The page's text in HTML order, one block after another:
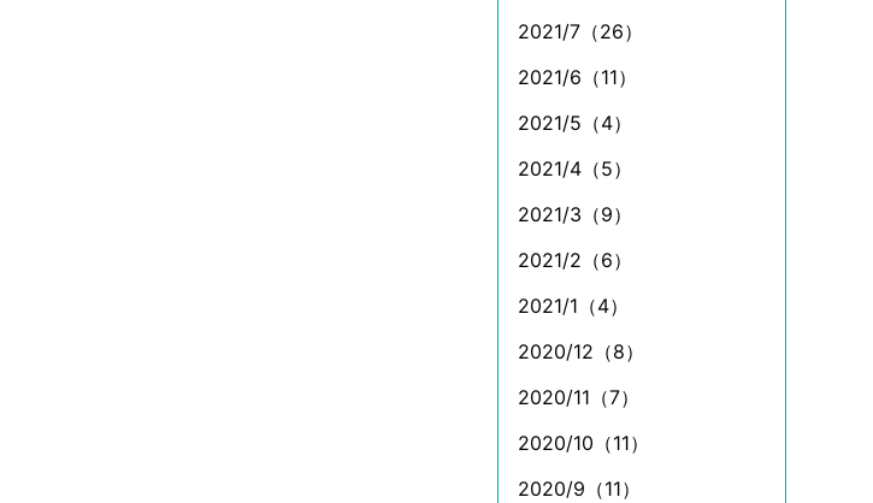
2021/7（26）
2021/6（11）
2021/5（4）
2021/4（5）
2021/3（9）
2021/2（6）
2021/1（4）
2020/12（8）
2020/11（7）
2020/10（11）
2020/9（11）